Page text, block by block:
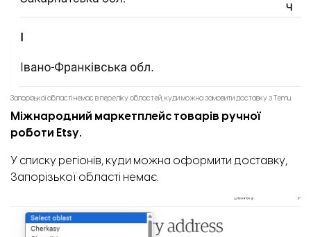
Запорізької області немає в переліку областей, куди можна замовити доставку з Temu.
Міжнародний маркетплейс товарів ручної
роботи Etsy.
У списку регіонів, куди можна оформити доставку,
Запорізької області немає.